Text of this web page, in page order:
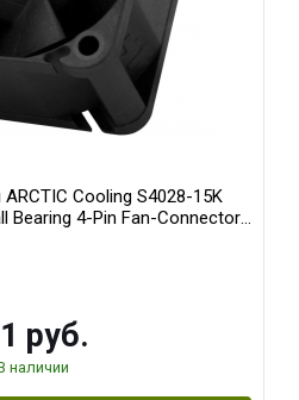
Cooling S4028-15K
Connector
руб.
наличии